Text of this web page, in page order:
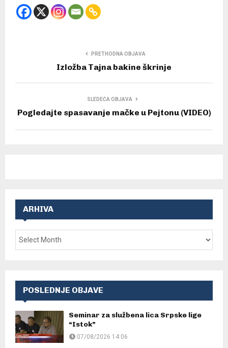
PRETHODNA OBJAVA
Izložba Tajna bakine škrinje
SLEDEĆA OBJAVA
Pogledajte spasavanje mačke u Pejtonu (VIDEO)
ARHIVA
POSLEDNJE OBJAVE
Seminar za službena lica Srpske lige
“Istok”
07/08/2026 14:06